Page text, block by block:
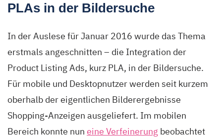
PLAs in der Bildersuche
In der Auslese für Januar 2016 wurde das Thema
erstmals angeschnitten – die Integration der
Product Listing Ads, kurz PLA, in der Bildersuche.
Für mobile und Desktopnutzer werden seit kurzem
oberhalb der eigentlichen Bilderergebnisse
Shopping-Anzeigen ausgeliefert. Im mobilen
Bereich konnte nun eine Verfeinerung beobachtet